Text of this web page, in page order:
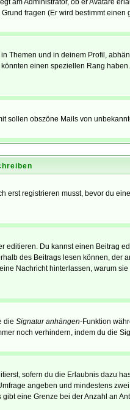
am Administrator, ob er Avatare
fragen (Er wird bestimmt einen
und in deinem Profil,
einen speziellen Rang
sollen obszöne Mails von
registrieren musst, bevor du
Du kannst einen Beitrag
des Beitrags lesen können, der
Nachricht hinterlassen, warum
die Signatur anhängen-Funktion
noch verhindern, indem du die
sofern du die Erlaubnis dazu
angeben und mindestens
eine Grenze bei der Anzahl an